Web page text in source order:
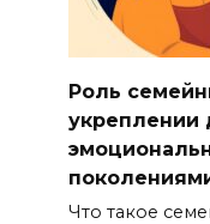
Роль
укреплении
Что такое